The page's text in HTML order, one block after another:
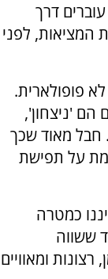
דרך
המציאות, לפני
פופולארית.
הם 'ניצחון',
חבל מאוד שכך
על תפישת
כמטרה
ששווה
ומאוויים